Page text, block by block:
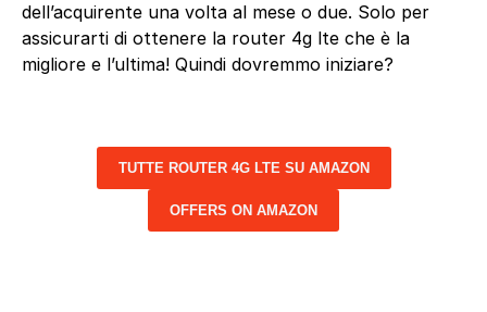
dell’acquirente una volta al mese o due. Solo per
assicurarti di ottenere la router 4g lte che è la
migliore e l’ultima! Quindi dovremmo iniziare?
TUTTE ROUTER 4G LTE SU AMAZON
OFFERS ON AMAZON